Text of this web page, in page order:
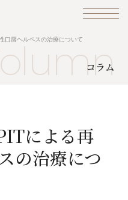
口唇ヘルペスの治療について
コラム
による再
の治療につ